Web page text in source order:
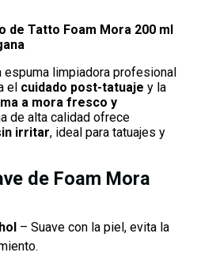
de Tatto Foam Mora 200 ml
espuma limpiadora profesional
el cuidado post-tatuaje y la
a mora fresco y
de alta calidad ofrece
irritar, ideal para tatuajes y
de Foam Mora
– Suave con la piel, evita la